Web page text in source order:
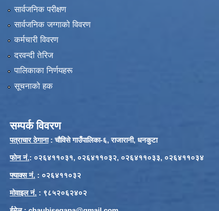
सार्वजनिक परीक्षण
सार्वजनिक जग्गाको विवरण
कर्मचारी विवरण
दरवन्दी तेरिज
पालिकाका निर्णयहरू
सूचनाको हक
सम्पर्क विवरण
पत्राचार ठेगाना: चौविसे गाउँपालिका-६, राजारानी, धनकुटा
फाेन नं.: ०२६४११०३१, ०२६४११०३२, ०२६४११०३३, ०२६४११०३४
फ्याक्स नं. : ०२६४११०३२
मोवाइल नं. : ९८५२०६२४०२